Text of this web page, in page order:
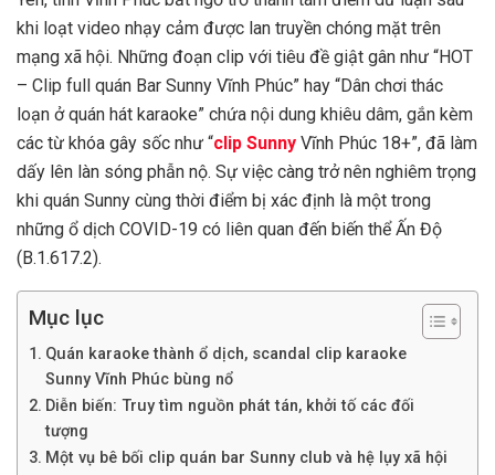
khi loạt video nhạy cảm được lan truyền chóng mặt trên
mạng xã hội. Những đoạn clip với tiêu đề giật gân như “HOT
– Clip full quán Bar Sunny Vĩnh Phúc” hay “Dân chơi thác
loạn ở quán hát karaoke” chứa nội dung khiêu dâm, gắn kèm
các từ khóa gây sốc như “clip Sunny Vĩnh Phúc 18+”, đã làm
dấy lên làn sóng phẫn nộ. Sự việc càng trở nên nghiêm trọng
khi quán Sunny cùng thời điểm bị xác định là một trong
những ổ dịch COVID-19 có liên quan đến biến thể Ấn Độ
(B.1.617.2).
Mục lục
Quán karaoke thành ổ dịch, scandal clip karaoke
Sunny Vĩnh Phúc bùng nổ
Diễn biến: Truy tìm nguồn phát tán, khởi tố các đối
tượng
Một vụ bê bối clip quán bar Sunny club và hệ lụy xã hội